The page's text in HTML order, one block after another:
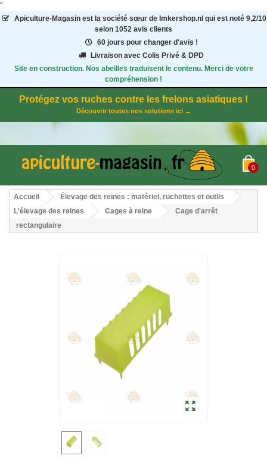
"
Apiculture-Magasinest la société sœur de Imkershop.nl qui est noté 9,2/10
selon 1052 avis clients
60 jours pour changer d'avis !
Livraison avec Colis Privé & DPD
Site en construction. Nos abeilles traduisent le contenu. Merci de votre
compréhension !
Protégez vos ruches contre les frelons asiatiques !
Découvrir toutes nos solutions ici →
0
Accueil
Élevage des reines : matériel, ruchettes et outils
L'élevage des reines
Cages à reine
Cage d'arrêt
rectangulaire